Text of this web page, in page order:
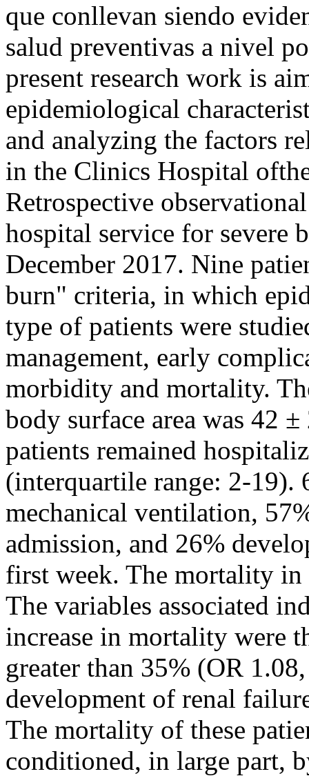
que conllevan siendo
salud preventivas a nivel
present research work is
epidemiological
and analyzing the factors
in the Clinics Hospital
Retrospective
hospital service for severe
December 2017. Nine
burn" criteria, in which
type of patients were
management, early
morbidity and mortality.
body surface area was 42
patients remained
(interquartile range: 2-19).
mechanical ventilation,
admission, and 26%
first week. The mortality in
The variables associated
increase in mortality were
greater than 35% (OR
development of renal
The mortality of these
conditioned, in large part,